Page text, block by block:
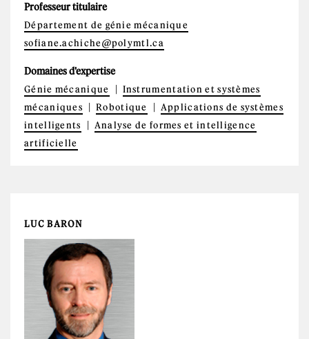
Professeur titulaire
Département de génie mécanique
sofiane.achiche@polymtl.ca
Domaines d'expertise
Génie mécanique
Instrumentation et systèmes
mécaniques
Robotique
Applications de systèmes
intelligents
Analyse de formes et intelligence
artificielle
LUC BARON